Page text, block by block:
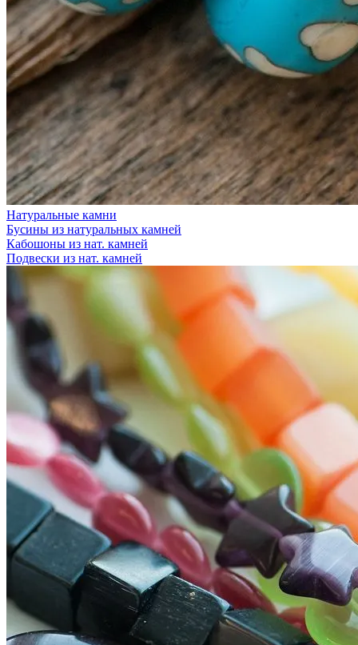
Натуральные камни
Бусины из натуральных камней
Кабошоны из нат. камней
Подвески из нат. камней